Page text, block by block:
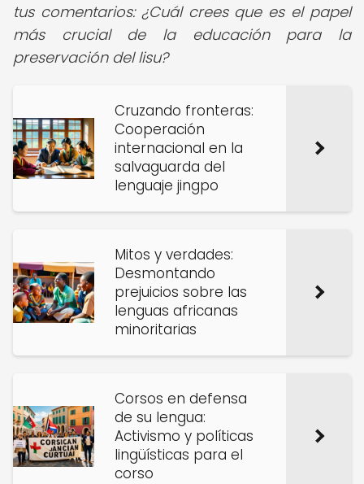
tus comentarios: ¿Cuál crees que es el papel
más crucial de la educación para la
preservación del lisu?
Cruzando fronteras:
Cooperación
internacional en la
salvaguarda del
lenguaje jingpo
Mitos y verdades:
Desmontando
prejuicios sobre las
lenguas africanas
minoritarias
Corsos en defensa
de su lengua:
Activismo y políticas
lingüísticas para el
corso